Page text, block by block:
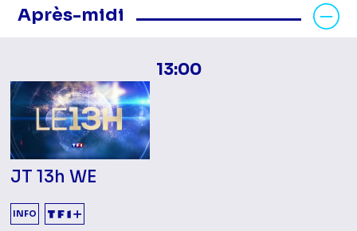
Après-midi
Masquer les programmes Après-
13:00
JT 13h WE
INFO